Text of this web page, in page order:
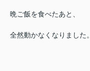
晩ご飯を食べたあと、
全然動かなくなりました。